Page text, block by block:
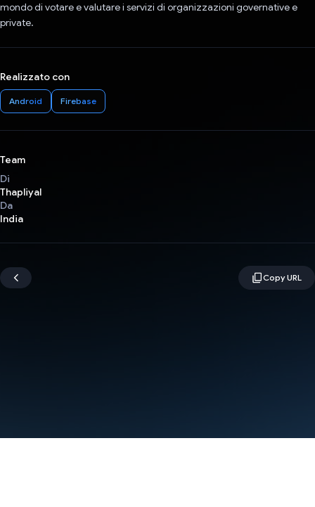
mondo di votare e valutare i servizi di organizzazioni governative e
private.
Realizzato con
Android Firebase
Team
Di
Thapliyal
Da
India